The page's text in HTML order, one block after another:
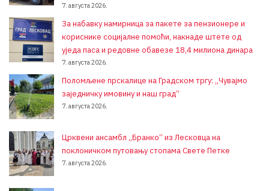
7. августа 2026.
За набавку намирница за пакете за пензионере и
кориснике социјалне помоћи, накнаде штете од
уједа паса и редовне обавезе 18,4 милиона динара
7. августа 2026.
Поломљене прскалице на Градском тргу: „Чувајмо
заједничку имовину и наш град“
7. августа 2026.
Црквени ансамбл „Бранко“ из Лесковца на
поклоничком путовању стопама Свете Петке
7. августа 2026.